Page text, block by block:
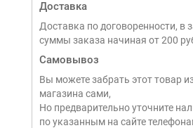
Доставка
Доставка по договоренности, в
суммы заказа начиная от 200
Самовывоз
Вы можете забрать этот товар
магазина сами,
Но предварительно уточните
по указанным на сайте